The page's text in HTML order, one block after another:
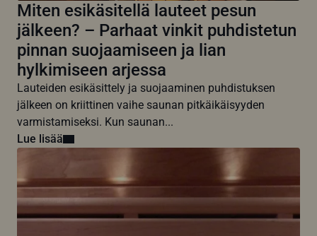
Miten esikäsitellä lauteet pesun
jälkeen? – Parhaat vinkit puhdistetun
pinnan suojaamiseen ja lian
hylkimiseen arjessa
Lauteiden esikäsittely ja suojaaminen puhdistuksen
jälkeen on kriittinen vaihe saunan pitkäikäisyyden
varmistamiseksi. Kun saunan...
Lue lisää